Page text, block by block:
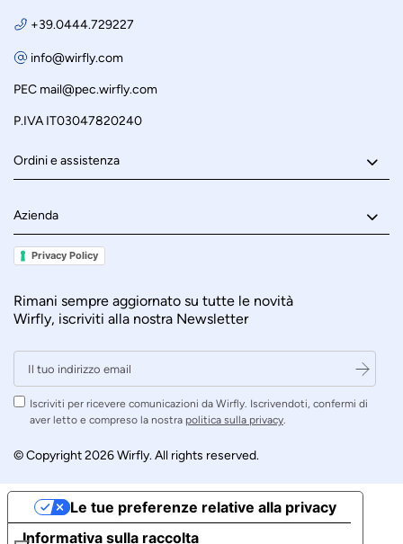
+39.0444.729227
info@wirfly.com
PEC mail@pec.wirfly.com
P.IVA IT03047820240
Ordini e assistenza
Azienda
Privacy Policy
Rimani sempre aggiornato su tutte le novità
Wirfly, iscriviti alla nostra Newsletter
Iscriviti per ricevere comunicazioni da Wirfly. Iscrivendoti, confermi di
aver letto e compreso la nostra politica sulla privacy.
© Copyright 2026 Wirfly. All rights reserved.
Informativa sulla raccolta
Le tue preferenze relative alla privacy